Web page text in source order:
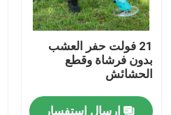
المنزل
المنتجات
فيديوهات
21 فولت حفر العشب
بدون فرشاة وقطع
الحشائش
إرسال استفسار